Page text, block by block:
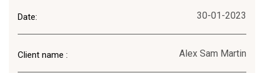
Date: 30-01-2023
Client name : Alex Sam Martin